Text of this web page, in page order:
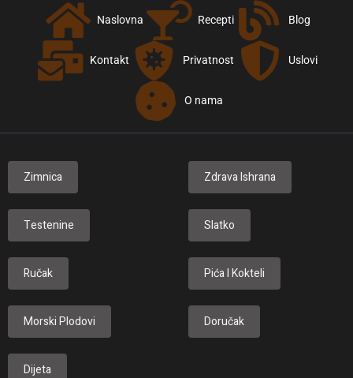
Naslovna Recepti Blog
Kontakt Privatnost Uslovi
O nama
Zimnica Zdrava Ishrana
Testenine Slatko
Ručak Pića I Kokteli
Morski Plodovi Doručak
Dijeta